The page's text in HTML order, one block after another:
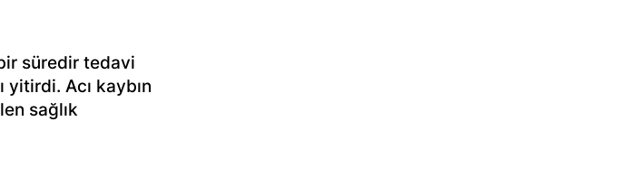
süredir tedavi
yitirdi. Acı kaybın
sağlık